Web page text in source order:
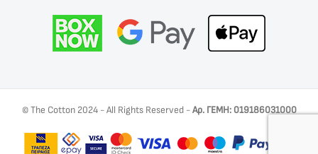
© The Cotton 2024 - All Rights Reserved -Αρ. ΓΕΜΗ: 019186031000